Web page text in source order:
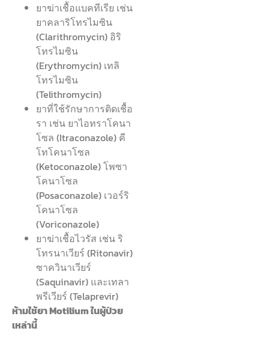
ยาฆ่าเชื้อแบคทีเรีย เช่น
ยาคลาริโทรไมซิน
(Clarithromycin) อิริ
โทรไมซิน
(Erythromycin) เทลิ
โทรไมซิน
(Telithromycin)
ยาที่ใช้รักษาการติดเชื้อ
รา เช่น ยาไอทราโคนา
โซล (Itraconazole) คี
โทโคนาโซล
(Ketoconazole) โพซา
โคนาโซล
(Posaconazole) เวอร์ริ
โคนาโซล
(Voriconazole)
ยาฆ่าเชื้อไวรัส เช่น ริ
โทรนาเวียร์ (Ritonavir)
ซาควินาเวียร์
(Saquinavir) และเทลา
พรีเวียร์ (Telaprevir)
ห้ามใช้ยา Motilium ในผู้ป่วย
เหล่านี้